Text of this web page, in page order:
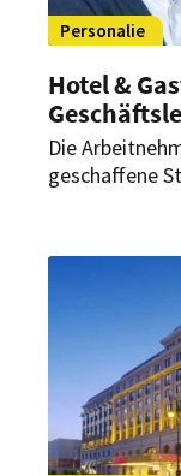
Personalie
Hotel &
Die
geschaffene